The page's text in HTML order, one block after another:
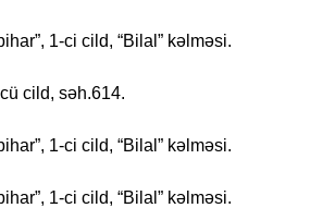
1-ci cild, “Bilal” kəlməsi.
cild, səh.614.
1-ci cild, “Bilal” kəlməsi.
1-ci cild, “Bilal” kəlməsi.